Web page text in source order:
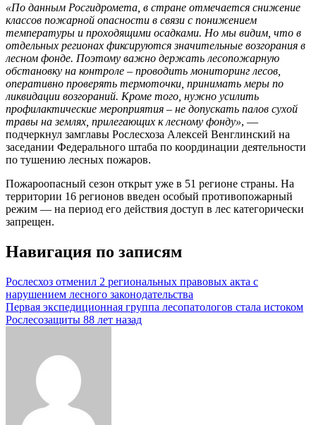
«По данным Росгидромета, в стране отмечается снижение
классов пожарной опасности в связи с понижением
температуры и проходящими осадками. Но мы видим, что в
отдельных регионах фиксируются значительные возгорания в
лесном фонде. Поэтому важно держать лесопожарную
обстановку на контроле – проводить мониторинг лесов,
оперативно проверять термоточки, принимать меры по
ликвидации возгораний. Кроме того, нужно усилить
профилактические мероприятия – не допускать палов сухой
травы на землях, прилегающих к лесному фонду», —
подчеркнул замглавы Рослесхоза Алексей Венглинский на
заседании Федерального штаба по координации деятельности
по тушению лесных пожаров.
Пожароопасный сезон открыт уже в 51 регионе страны. На
территории 16 регионов введен особый противопожарный
режим — на период его действия доступ в лес категорически
запрещен.
Навигация по записям
Рослесхоз отменил 2 региональных правовых акта с
нарушением лесного законодательства
Первая экспедиционная группа лесопатологов стала истоком
Рослесозащиты 88 лет назад